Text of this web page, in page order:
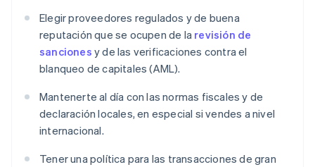
Elegir proveedores regulados y de buena
reputación que se ocupen de la revisión de
sanciones y de las verificaciones contra el
blanqueo de capitales (AML).
Mantenerte al día con las normas fiscales y de
declaración locales, en especial si vendes a nivel
internacional.
Tener una política para las transacciones de gran